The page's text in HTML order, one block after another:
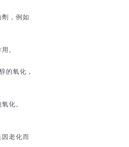
，例如
。
的氧化，
化。
老化而